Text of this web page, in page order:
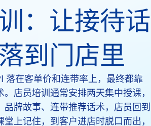
：让接待话
到门店里
落在客单价和连带率上，最终都靠
店员培训通常安排两天集中授课，
品牌故事、连带推荐话术，店员回到
上记住，到客户进店时脱口而出，